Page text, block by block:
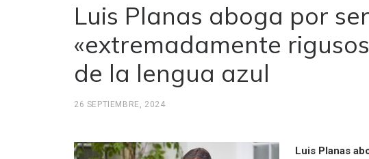
Luis Planas aboga por ser
«extremadamente
de la lengua azul
26 SEPTIEMBRE, 2024
Luis Planas